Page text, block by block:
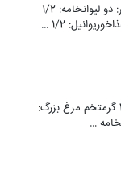
مواد لازم:ژله آلوورا: 1 بستهخلال پسته: 100 گرمشیر: دو لیوانخامه: 1/2
مواد لازم:کره ذوب شده: 5 ق غپنیر خامه ای: 330 گرمتخم مرغ بزرگ: